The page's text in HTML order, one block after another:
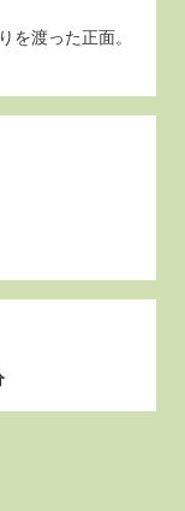
を渡った正面。